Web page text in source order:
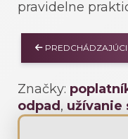
pravidelne
Značky:
odpad , užívanie